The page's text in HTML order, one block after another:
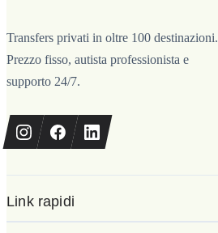
Transfers privati in oltre 100 destinazioni.
Prezzo fisso, autista professionista e
supporto 24/7.
Link rapidi